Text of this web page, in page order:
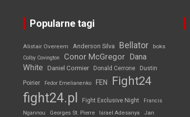
Popularne tagi
Alistair Overeem Anderson Silva Bellator boks
Colby Covington Conor McGregor Dana
White
Daniel Cormier Donald Cerrone Dustin
Poirier Fedor Emelianenko FEN Fight24
fight24.pl Fight Exclusive Night
Francis
Ngannou
Georges St. Pierre Israel Adesanya
Jan